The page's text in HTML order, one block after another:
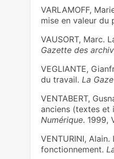
VARLAMOFF,
mise en valeur du
VAUSORT, Marc.
Gazette des
VEGLIANTE,
du travail. La
VENTABERT,
anciens (textes et
Numérique. 1999,
VENTURINI,
fonctionnement.